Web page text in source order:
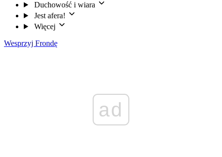
Duchowość i wiara
Jest afera!
Więcej
Wesprzyj Frondę
ad